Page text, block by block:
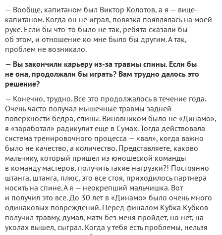
— Вообще, капитаном был Виктор Колотов, а я — вице-
капитаном. Когда он не играл, повязка появлялась на моей
руке. Если бы что-то было не так, ребята сказали бы
об этом, и отношение ко мне было бы другим.А так,
проблем не возникало.
— Вы закончили карьеру из-за травмы спины. Если бы
не она, продолжали бы играть? Вам трудно далось это
решение?
— Конечно, трудно. Все это продолжалось в течение года.
Очень часто получал мышечные травмы задней
поверхности бедра, спины. Виновником было не «Динамо»,
я «заработал» радикулит еще в Сумах.Тогда действовала
система тренировочного процесса — «вал», когда важно
было не качество, а количество. Представляете, каково
мальчику, который пришел из юношеской команды
в команду мастеров, получить такие нагрузки?! Постоянно
штанга, штанга, плюс, это все стоя, приходилось партнера
носить на спине.А я — неокрепший мальчишка. Вот
и получил это все. До 30 лет в «Динамо» было очень много
одинаковых повреждений. Перед финалом Кубка Кубков
получил травму, думал, матч без меня пройдет, но нет, на
уколах вышел, сыграл. Когда у тебя есть проблемы, нельзя